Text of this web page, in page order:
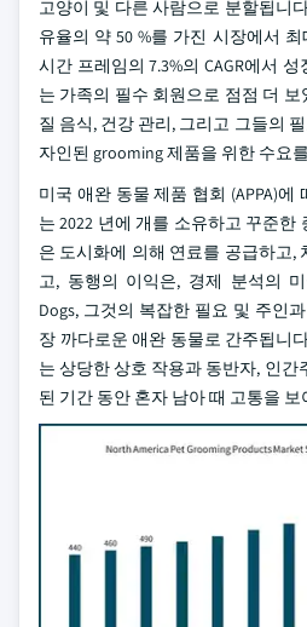
고양이 및 다른 사람으로 분할됩니
유율의 약 50 %를 가진 시장에서
시간 프레임의 7.3%의 CAGR에서
는 가족의 필수 회원으로 점점 더
질 음식, 건강 관리, 그리고 그들의
자인된 grooming 제품을 위한 수요
미국 애완 동물 제품 협회 (APPA)에
는 2022 년에 개를 소유하고 꾸준한
은 도시화에 의해 연료를 공급하고,
고, 동행의 이익은, 경제 분석의
Dogs, 그것의 복잡한 필요 및 주인
장 까다로운 애완 동물로 간주됩니
는 상당한 상호 작용과 동반자, 인
된 기간 동안 혼자 남아 때 고통을 보